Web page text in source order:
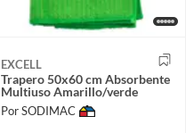
EXCELL
Trapero 50x60 cm Absorbente
Multiuso Amarillo/verde
Por SODIMAC